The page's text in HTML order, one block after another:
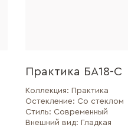
Практика БА18-С
Коллекция: Практика
Остекление: Со стеклом
Стиль: Современный
Внешний вид: Гладкая